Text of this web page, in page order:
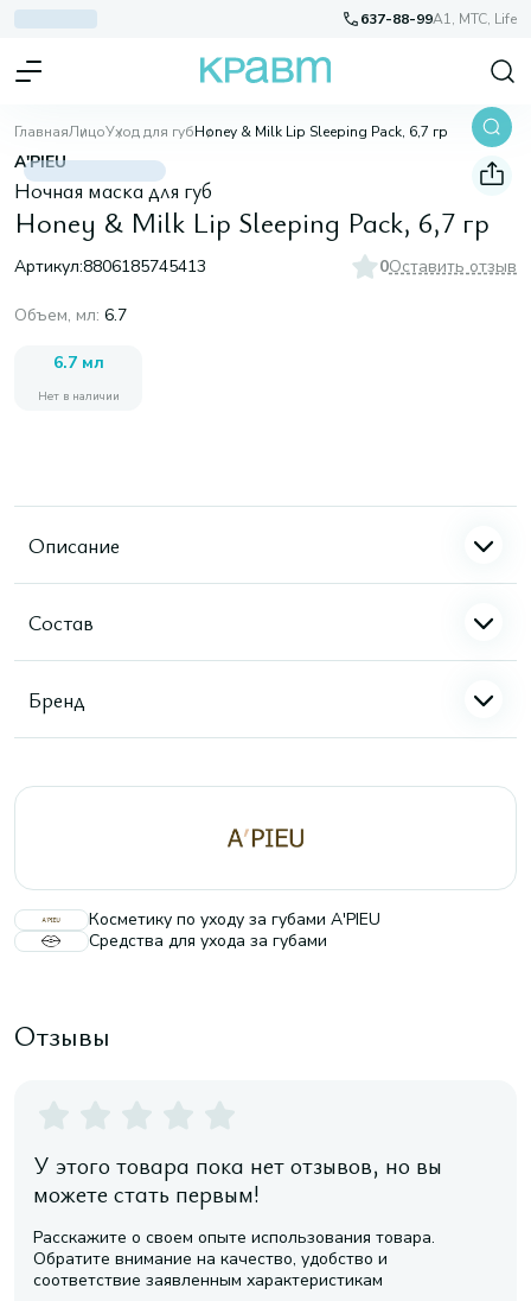
637-88-99A1, МТС, Life
ГлавнаяЛицоУход для губHoney & Milk Lip Sleeping Pack, 6,7 гр
A'PIEU
Ночная маска для губ
Honey & Milk Lip Sleeping Pack, 6,7 гр
Артикул:8806185745413 0Оставить отзыв
Объем, мл: 6.7
6.7 мл
Нет в наличии
Описание
Состав
Бренд
Косметику по уходу за губами A'PIEU
Средства для ухода за губами
Отзывы
У этого товара пока нет отзывов, но вы
можете стать первым!
Расскажите о своем опыте использования товара.
Обратите внимание на качество, удобство и
соответствие заявленным характеристикам